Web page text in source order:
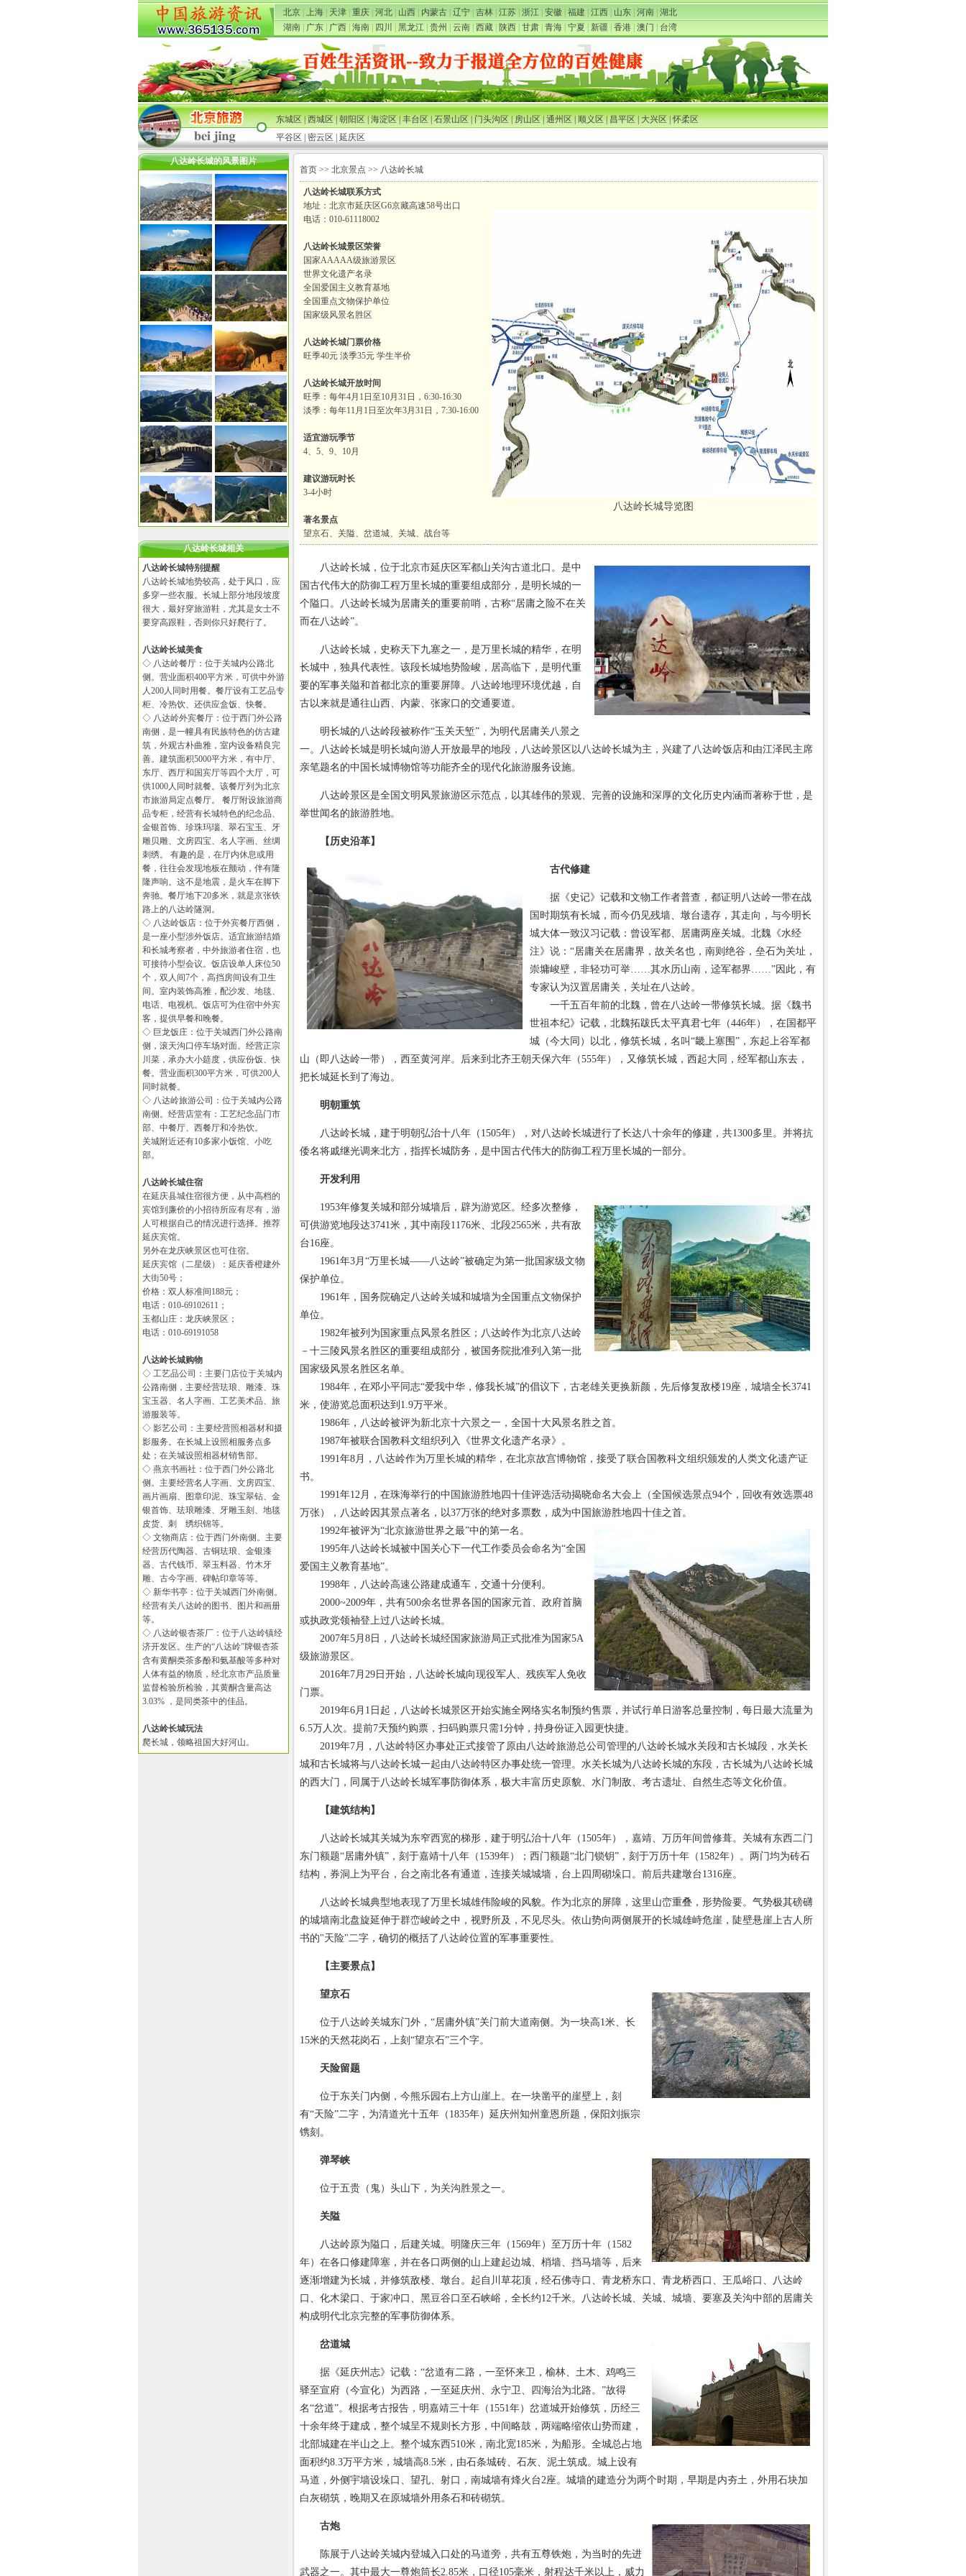
北京 上海 天津 重庆 河北 山西 内蒙古 辽宁 吉林 江苏 浙江 安徽 福建 江西 山东 河南 湖北
湖南
广东 广西 海南 四川 黑龙江 贵州 云南 西藏 陕西 甘肃 青海 宁夏 新疆 香港 澳门 台湾
东城区|西城区|朝阳区|海淀区|丰台区|石景山区|门头沟区|房山区|通州区|顺义区|昌平区|大兴区|怀柔区
平谷区
密云区 延庆区
八达岭长城的风景图片
八达岭长城相关
八达岭长城特别提醒
八达岭长城地势较高，处于风口，应
多穿一些衣服。长城上部分地段坡度
很大，最好穿旅游鞋，尤其是女士不
要穿高跟鞋，否则你只好爬行了。
八达岭长城美食
◇ 八达岭餐厅：位于关城内公路北
侧。营业面积400平方米，可供中外游
人200人同时用餐。餐厅设有工艺品专
柜、冷热饮、还供应盒饭、快餐。
◇ 八达岭外宾餐厅：位于西门外公路
南侧，是一幢具有民族特色的仿古建
筑，外观古朴曲雅，室内设备精良完
善。建筑面积5000平方米，有中厅、
东厅、西厅和国宾厅等四个大厅，可
供1000人同时就餐。该餐厅列为北京
市旅游局定点餐厅。 餐厅附设旅游商
品专柜，经营有长城特色的纪念品、
金银首饰、珍珠玛瑙、翠石宝玉、牙
雕贝雕、文房四宝、名人字画、丝绸
刺绣。 有趣的是，在厅内休息或用
餐，往往会发现地板在颤动，伴有隆
隆声响。这不是地震，是火车在脚下
奔驰。餐厅地下20多米，就是京张铁
路上的八达岭隧洞。
◇ 八达岭饭店：位于外宾餐厅西侧，
是一座小型涉外饭店。适宜旅游结婚
和长城考察者，中外旅游者住宿，也
可接待小型会议。饭店设单人床位50
个，双人间7个，高挡房间设有卫生
间。室内装饰高雅，配沙发、地毯、
电话、电视机。饭店可为住宿中外宾
客，提供早餐和晚餐。
◇ 巨龙饭庄：位于关城西门外公路南
侧，滚天沟口停车场对面。经营正宗
川菜，承办大小筵度，供应份饭、快
餐。营业面积300平方米，可供200人
同时就餐。
◇ 八达岭旅游公司：位于关城内公路
南侧。经营店堂有：工艺纪念品门市
部、中餐厅、西餐厅和冷热饮。
关城附近还有10多家小饭馆、小吃
部。
八达岭长城住宿
在延庆县城住宿很方便，从中高档的
宾馆到廉价的小招待所应有尽有，游
人可根据自己的情况进行选择。推荐
延庆宾馆。
另外在龙庆峡景区也可住宿。
延庆宾馆（二星级）：延庆香橙建外
大街50号；
价格：双人标准间188元；
电话：010-69102611；
玉都山庄：龙庆峡景区；
电话：010-69191058
八达岭长城购物
◇ 工艺品公司：主要门店位于关城内
公路南侧，主要经营珐琅、雕漆、珠
宝玉器、名人字画、工艺美术品、旅
游服装等。
◇ 影艺公司：主要经营照相器材和摄
影服务。在长城上设照相服务点多
处；在关城设照相器材销售部。
◇ 燕京书画社：位于西门外公路北
侧。主要经营名人字画、文房四宝、
画片画扇、图章印泥、珠宝翠钻、金
银首饰、珐琅雕漆、牙雕玉刻、地毯
皮货、刺 绣织锦等。
◇ 文物商店：位于西门外南侧。主要
经营历代陶器、古铜珐琅、金银漆
器、古代钱币、翠玉料器、竹木牙
雕、古今字画、碑帖印章等等。
◇ 新华书亭：位于关城西门外南侧。
经营有关八达岭的图书、图片和画册
等。
◇ 八达岭银杏茶厂：位于八达岭镇经
济开发区。生产的“八达岭”牌银杏茶
含有黄酮类茶多酚和氨基酸等多种对
人体有益的物质，经北京市产品质量
监督检验所检验，其黄酮含量高达
3.03% ，是同类茶中的佳品。
八达岭长城玩法
爬长城，领略祖国大好河山。
首页 >> 北京景点 >> 八达岭长城
八达岭长城联系方式
地址：北京市延庆区G6京藏高速58号出口
电话：010-61118002
八达岭长城景区荣誉
国家AAAAA级旅游景区
世界文化遗产名录
全国爱国主义教育基地
全国重点文物保护单位
国家级风景名胜区
八达岭长城门票价格
旺季40元 淡季35元 学生半价
八达岭长城开放时间
旺季：每年4月1日至10月31日，6:30-16:30
淡季：每年11月1日至次年3月31日，7:30-16:00
适宜游玩季节
4、5、9、10月
建议游玩时长
3-4小时
著名景点
望京石、关隘、岔道城、关城、战台等
八达岭长城导览图
八达岭长城，位于北京市延庆区军都山关沟古道北口。是中
国古代伟大的防御工程万里长城的重要组成部分，是明长城的一
个隘口。八达岭长城为居庸关的重要前哨，古称“居庸之险不在关
而在八达岭”。
八达岭长城，史称天下九塞之一，是万里长城的精华，在明
长城中，独具代表性。该段长城地势险峻，居高临下，是明代重
要的军事关隘和首都北京的重要屏障。八达岭地理环境优越，自
古以来就是通往山西、内蒙、张家口的交通要道。
明长城的八达岭段被称作“玉关天堑”，为明代居庸关八景之
一。八达岭长城是明长城向游人开放最早的地段，八达岭景区以八达岭长城为主，兴建了八达岭饭店和由江泽民主席
亲笔题名的中国长城博物馆等功能齐全的现代化旅游服务设施。
八达岭景区是全国文明风景旅游区示范点，以其雄伟的景观、完善的设施和深厚的文化历史内涵而著称于世，是
举世闻名的旅游胜地。
【历史沿革】
古代修建
据《史记》记载和文物工作者普查，都证明八达岭一带在战
国时期筑有长城，而今仍见残墙、墩台遗存，其走向，与今明长
城大体一致汉习记载：曾设军都、居庸两座关城。北魏《水经
注》说：“居庸关在居庸界，故关名也，南则绝谷，垒石为关址，
崇墉峻壁，非轻功可举……其水历山南，迳军都界……”因此，有
专家认为汉置居庸关，关址在八达岭。
一千五百年前的北魏，曾在八达岭一带修筑长城。据《魏书
世祖本纪》记载，北魏拓跋氏太平真君七年（446年），在国都平
城（今大同）以北，修筑长城，名叫“畿上塞围”，东起上谷军都
山（即八达岭一带），西至黄河岸。后来到北齐王朝天保六年（555年），又修筑长城，西起大同，经军都山东去，
把长城延长到了海边。
明朝重筑
八达岭长城，建于明朝弘治十八年（1505年），对八达岭长城进行了长达八十余年的修建，共1300多里。并将抗
倭名将戚继光调来北方，指挥长城防务，是中国古代伟大的防御工程万里长城的一部分。
开发利用
1953年修复关城和部分城墙后，辟为游览区。经多次整修，
可供游览地段达3741米，其中南段1176米、北段2565米，共有敌
台16座。
1961年3月“万里长城——八达岭”被确定为第一批国家级文物
保护单位。
1961年，国务院确定八达岭关城和城墙为全国重点文物保护
单位。
1982年被列为国家重点风景名胜区；八达岭作为北京八达岭
－十三陵风景名胜区的重要组成部分，被国务院批准列入第一批
国家级风景名胜区名单。
1984年，在邓小平同志“爱我中华，修我长城”的倡议下，古老雄关更换新颜，先后修复敌楼19座，城墙全长3741
米，使游览总面积达到1.9万平米。
1986年，八达岭被评为新北京十六景之一，全国十大风景名胜之首。
1987年被联合国教科文组织列入《世界文化遗产名录》。
1991年8月，八达岭作为万里长城的精华，在北京故宫博物馆，接受了联合国教科文组织颁发的人类文化遗产证
书。
1991年12月，在珠海举行的中国旅游胜地四十佳评选活动揭晓命名大会上（全国候选景点94个，回收有效选票48
万张），八达岭因其景点著名，以37万张的绝对多票数，成为中国旅游胜地四十佳之首。
1992年被评为“北京旅游世界之最”中的第一名。
1995年八达岭长城被中国关心下一代工作委员会命名为“全国
爱国主义教育基地”。
1998年，八达岭高速公路建成通车，交通十分便利。
2000~2009年，共有500余名世界各国的国家元首、政府首脑
或执政党领袖登上过八达岭长城。
2007年5月8日，八达岭长城经国家旅游局正式批准为国家5A
级旅游景区。
2016年7月29日开始，八达岭长城向现役军人、残疾军人免收
门票。
2019年6月1日起，八达岭长城景区开始实施全网络实名制预约售票，并试行单日游客总量控制，每日最大流量为
6.5万人次。提前7天预约购票，扫码购票只需1分钟，持身份证入园更快捷。
2019年7月，八达岭特区办事处正式接管了原由八达岭旅游总公司管理的八达岭长城水关段和古长城段，水关长
城和古长城将与八达岭长城一起由八达岭特区办事处统一管理。水关长城为八达岭长城的东段，古长城为八达岭长城
的西大门，同属于八达岭长城军事防御体系，极大丰富历史原貌、水门制敌、考古遗址、自然生态等文化价值。
【建筑结构】
八达岭长城其关城为东窄西宽的梯形，建于明弘治十八年（1505年），嘉靖、万历年间曾修葺。关城有东西二门
东门额题“居庸外镇”，刻于嘉靖十八年（1539年）；西门额题“北门锁钥”，刻于万历十年（1582年）。两门均为砖石
结构，券洞上为平台，台之南北各有通道，连接关城城墙，台上四周砌垛口。前后共建墩台1316座。
八达岭长城典型地表现了万里长城雄伟险峻的风貌。作为北京的屏障，这里山峦重叠，形势险要。气势极其磅礴
的城墙南北盘旋延伸于群峦峻岭之中，视野所及，不见尽头。依山势向两侧展开的长城雄峙危崖，陡壁悬崖上古人所
书的"天险"二字，确切的概括了八达岭位置的军事重要性。
【主要景点】
望京石
位于八达岭关城东门外，“居庸外镇”关门前大道南侧。为一块高1米、长
15米的天然花岗石，上刻“望京石”三个字。
天险留题
位于东关门内侧，今熊乐园右上方山崖上。在一块凿平的崖壁上，刻
有“天险”二字，为清道光十五年（1835年）延庆州知州童恩所题，保阳刘振宗
镌刻。
弹琴峡
位于五贵（鬼）头山下，为关沟胜景之一。
关隘
八达岭原为隘口，后建关城。明隆庆三年（1569年）至万历十年（1582
年）在各口修建障塞，并在各口两侧的山上建起边城、梢墙、挡马墙等，后来
逐渐增建为长城，并修筑敌楼、墩台。起自川草花顶，经石佛寺口、青龙桥东口、青龙桥西口、王瓜峪口、八达岭
口、化木梁口、于家冲口、黑豆谷口至石峡峪，全长约12千米。八达岭长城、关城、城墙、要塞及关沟中部的居庸关
构成明代北京完整的军事防御体系。
岔道城
据《延庆州志》记载：“岔道有二路，一至怀来卫，榆林、土木、鸡鸣三
驿至宣府（今宣化）为西路，一至延庆州、永宁卫、四海治为北路。”故得
名“岔道”。根据考古报告，明嘉靖三十年（1551年）岔道城开始修筑，历经三
十余年终于建成，整个城呈不规则长方形，中间略鼓，两端略缩依山势而建，
北部城建在半山之上。整个城东西510米，南北宽185米，为船形。全城总占地
面积约8.3万平方米，城墙高8.5米，由石条城砖、石灰、泥土筑成。城上设有
马道，外侧宇墙设垛口、望孔、射口，南城墙有烽火台2座。城墙的建造分为两个时期，早期是内夯土，外用石块加
白灰砌筑，晚期又在原城墙外用条石和砖砌筑。
古炮
陈展于八达岭关城内登城入口处的马道旁，共有五尊铁炮，为当时的先进
武器之一。其中最大一尊炮筒长2.85米，口径105毫米，射程达千米以上，威力